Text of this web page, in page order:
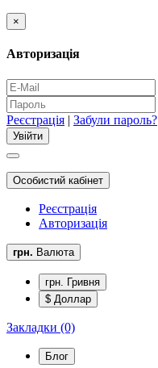
×
Авторизація
Реєстрація | Забули пароль?
Особистий кабінет
Реєстрація
Авторизація
грн. Валюта
грн. Гривня
$ Доллар
Закладки (0)
Блог